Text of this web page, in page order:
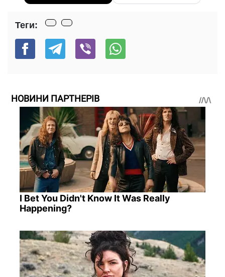
Теги:
НОВИНИ ПАРТНЕРІВ
I Bet You Didn't Know It Was Really
Happening?